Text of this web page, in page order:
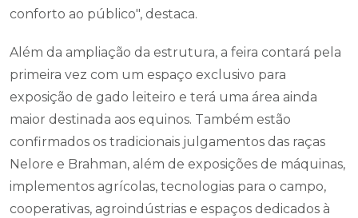
conforto ao público", destaca.
Além da ampliação da estrutura, a feira contará pela
primeira vez com um espaço exclusivo para
exposição de gado leiteiro e terá uma área ainda
maior destinada aos equinos. Também estão
confirmados os tradicionais julgamentos das raças
Nelore e Brahman, além de exposições de máquinas,
implementos agrícolas, tecnologias para o campo,
cooperativas, agroindústrias e espaços dedicados à